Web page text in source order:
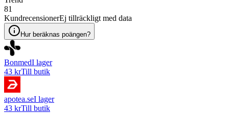
81
KundrecensionerEj tillräckligt med data
Hur beräknas poängen?
BonmedI lager
43 krTill butik
apotea.seI lager
43 krTill butik